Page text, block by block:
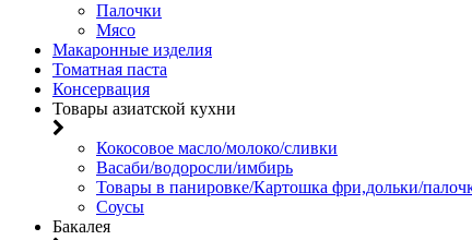
Палочки
Мясо
Макаронные изделия
Томатная паста
Консервация
Товары азиатской кухни
Кокосовое масло/молоко/сливки
Васаби/водоросли/имбирь
Товары в панировке/Картошка фри,дольки/
Соусы
Бакалея